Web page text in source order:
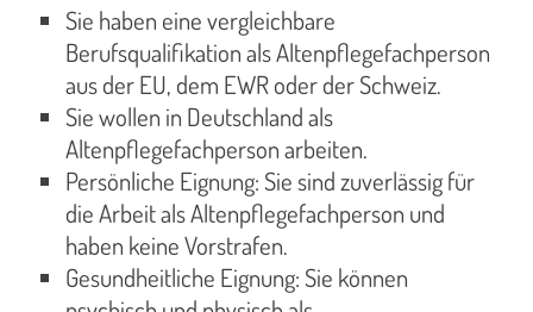
Sie haben eine vergleichbare
Berufsqualifikation als Altenpflegefachperson
aus der EU, dem EWR oder der Schweiz.
Sie wollen in Deutschland als
Altenpflegefachperson arbeiten.
Persönliche Eignung: Sie sind zuverlässig für
die Arbeit als Altenpflegefachperson und
haben keine Vorstrafen.
Gesundheitliche Eignung: Sie können